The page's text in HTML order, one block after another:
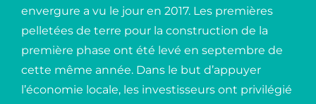
envergure a vu le jour en 2017. Les premières
pelletées de terre pour la construction de la
première phase ont été levé en septembre de
cette même année. Dans le but d’appuyer
l’économie locale, les investisseurs ont privilégié